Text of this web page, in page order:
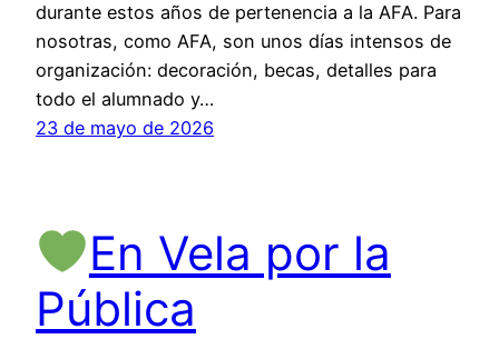
durante estos años de pertenencia a la AFA. Para
nosotras, como AFA, son unos días intensos de
organización: decoración, becas, detalles para
todo el alumnado y…
23 de mayo de 2026
En Vela por la
Pública